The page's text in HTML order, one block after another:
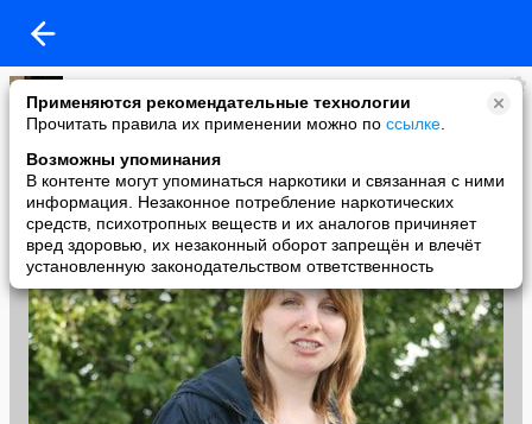
Применяются рекомендательные технологии
Прочитать правила их применении можно по ссылке
Возможны упоминания
В контенте могут упоминаться наркотики и связанная с ними
информация. Незаконное потребление наркотических
средств, психотропных веществ и их аналогов причиняет
вред здоровью, их незаконный оборот запрещён и влечёт
установленную законодательством ответственность
Саня
added a photo
01 Sep в 11:38